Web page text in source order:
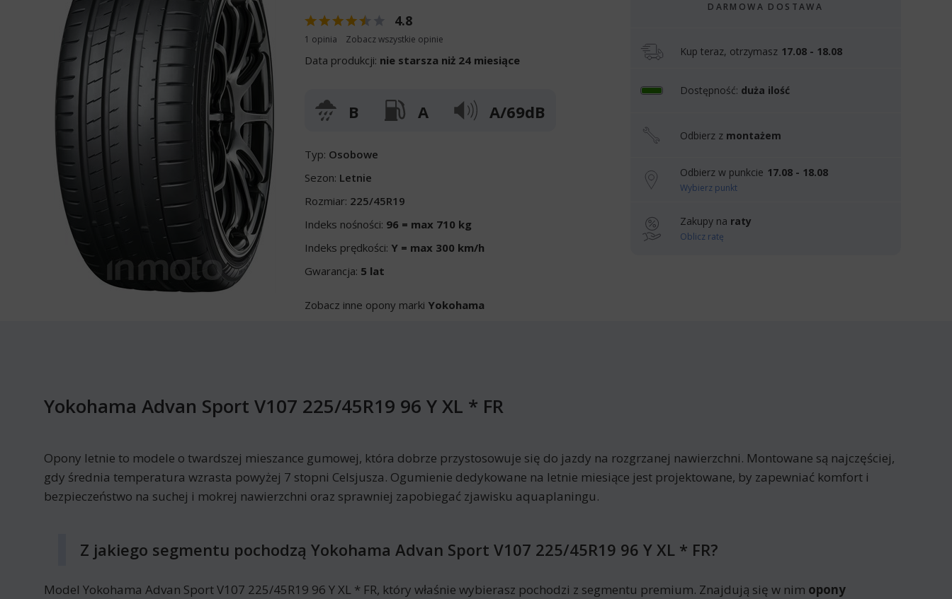
4.8
1 opinia Zobacz wszystkie opinie
Data produkcji: nie starsza niż 24 miesiące
B A A/69dB
Typ: Osobowe
Sezon: Letnie
Rozmiar: 225/45R19
Indeks nośności: 96 = max 710 kg
Indeks prędkości: Y = max 300 km/h
Gwarancja: 5 lat
Zobacz inne opony marki Yokohama
DARMOWA DOSTAWA
Kup teraz, otrzymasz 17.08 - 18.08
Dostępność: duża ilość
Odbierz z montażem
Odbierz w punkcie 17.08 - 18.08
Wybierz punkt
Zakupy na raty
Oblicz ratę
Yokohama Advan Sport V107 225/45R19 96 Y XL * FR
Opony letnie to modele o twardszej mieszance gumowej, która dobrze przystosowuje się do jazdy na rozgrzanej nawierzchni. Montowane są najczęściej,
gdy średnia temperatura wzrasta powyżej 7 stopni Celsjusza. Ogumienie dedykowane na letnie miesiące jest projektowane, by zapewniać komfort i
bezpieczeństwo na suchej i mokrej nawierzchni oraz sprawniej zapobiegać zjawisku aquaplaningu.
Z jakiego segmentu pochodzą Yokohama Advan Sport V107 225/45R19 96 Y XL * FR?
Model Yokohama Advan Sport V107 225/45R19 96 Y XL * FR, który właśnie wybierasz pochodzi z segmentu premium. Znajdują się w nim opony